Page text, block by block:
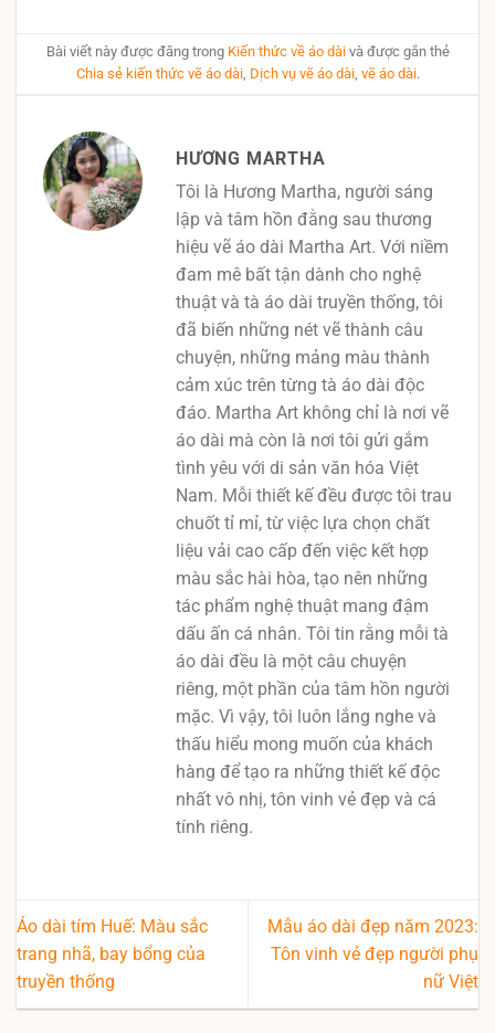
Bài viết này được đăng trong Kiến thức về áo dàivà được gắn thẻ
Chia sẻ kiến thức vẽ áo dài, Dịch vụ vẽ áo dài, vẽ áo dài.
HƯƠNG MARTHA
Tôi là Hương Martha, người sáng
lập và tâm hồn đằng sau thương
hiệu vẽ áo dài Martha Art. Với niềm
đam mê bất tận dành cho nghệ
thuật và tà áo dài truyền thống, tôi
đã biến những nét vẽ thành câu
chuyện, những mảng màu thành
cảm xúc trên từng tà áo dài độc
đáo. Martha Art không chỉ là nơi vẽ
áo dài mà còn là nơi tôi gửi gắm
tình yêu với di sản văn hóa Việt
Nam. Mỗi thiết kế đều được tôi trau
chuốt tỉ mỉ, từ việc lựa chọn chất
liệu vải cao cấp đến việc kết hợp
màu sắc hài hòa, tạo nên những
tác phẩm nghệ thuật mang đậm
dấu ấn cá nhân. Tôi tin rằng mỗi tà
áo dài đều là một câu chuyện
riêng, một phần của tâm hồn người
mặc. Vì vậy, tôi luôn lắng nghe và
thấu hiểu mong muốn của khách
hàng để tạo ra những thiết kế độc
nhất vô nhị, tôn vinh vẻ đẹp và cá
tính riêng.
Áo dài tím Huế: Màu sắc
trang nhã, bay bổng của
truyền thống
Mẫu áo dài đẹp năm 2023:
Tôn vinh vẻ đẹp người phụ
nữ Việt